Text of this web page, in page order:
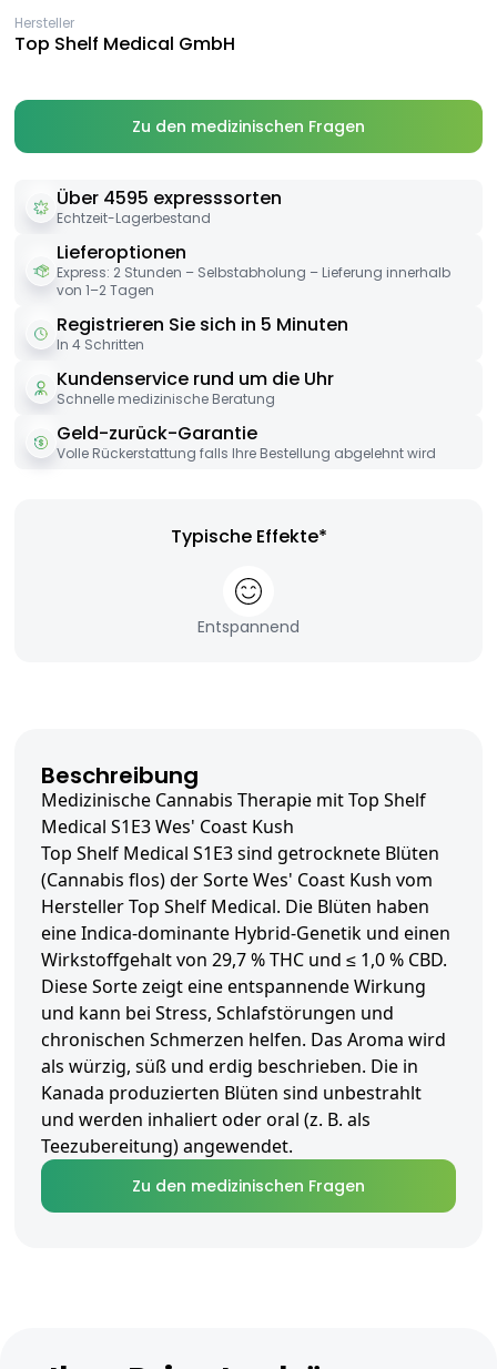
Hersteller
Top Shelf Medical GmbH
Zu den medizinischen Fragen
Über 4595 expresssorten
Echtzeit-Lagerbestand
Lieferoptionen
Express: 2 Stunden – Selbstabholung – Lieferung innerhalb
von 1–2 Tagen
Registrieren Sie sich in 5 Minuten
In 4 Schritten
Kundenservice rund um die Uhr
Schnelle medizinische Beratung
Geld-zurück-Garantie
Volle Rückerstattung falls Ihre Bestellung abgelehnt wird
Typische Effekte*
Entspannend
Beschreibung
Medizinische Cannabis Therapie mit Top Shelf
Medical S1E3 Wes' Coast Kush
Top Shelf Medical S1E3 sind getrocknete Blüten
(Cannabis flos) der Sorte Wes' Coast Kush vom
Hersteller Top Shelf Medical. Die Blüten haben
eine Indica-dominante Hybrid-Genetik und einen
Wirkstoffgehalt von 29,7 % THC und ≤ 1,0 % CBD.
Diese Sorte zeigt eine entspannende Wirkung
und kann bei Stress, Schlafstörungen und
chronischen Schmerzen helfen. Das Aroma wird
als würzig, süß und erdig beschrieben. Die in
Kanada produzierten Blüten sind unbestrahlt
und werden inhaliert oder oral (z. B. als
Teezubereitung) angewendet.
Zu den medizinischen Fragen